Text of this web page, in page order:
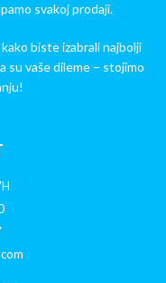
svakoj prodaji.
biste izabrali najbolji
su vaše dileme – stojimo